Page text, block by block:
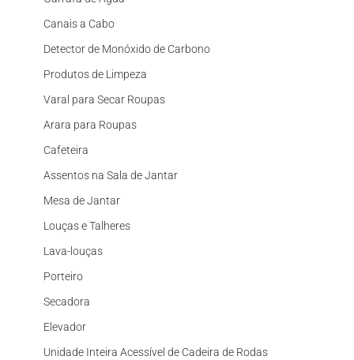
Canais a Cabo
Detector de Monóxido de Carbono
Produtos de Limpeza
Varal para Secar Roupas
Arara para Roupas
Cafeteira
Assentos na Sala de Jantar
Mesa de Jantar
Louças e Talheres
Lava-louças
Porteiro
Secadora
Elevador
Unidade Inteira Acessível de Cadeira de Rodas